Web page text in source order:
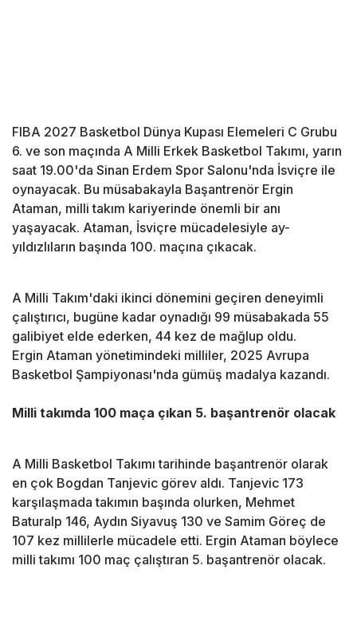
FIBA 2027 Basketbol Dünya Kupası Elemeleri C Grubu
6. ve son maçında A Milli Erkek Basketbol Takımı, yarın
saat 19.00'da Sinan Erdem Spor Salonu'nda İsviçre ile
oynayacak. Bu müsabakayla Başantrenör Ergin
Ataman, milli takım kariyerinde önemli bir anı
yaşayacak. Ataman, İsviçre mücadelesiyle ay-
yıldızlıların başında 100. maçına çıkacak.
A Milli Takım'daki ikinci dönemini geçiren deneyimli
çalıştırıcı, bugüne kadar oynadığı 99 müsabakada 55
galibiyet elde ederken, 44 kez de mağlup oldu.
Ergin Ataman yönetimindeki milliler, 2025 Avrupa
Basketbol Şampiyonası'nda gümüş madalya kazandı.
Milli takımda 100 maça çıkan 5. başantrenör olacak
A Milli Basketbol Takımı tarihinde başantrenör olarak
en çok Bogdan Tanjevic görev aldı. Tanjevic 173
karşılaşmada takımın başında olurken, Mehmet
Baturalp 146, Aydın Siyavuş 130 ve Samim Göreç de
107 kez millilerle mücadele etti. Ergin Ataman böylece
milli takımı 100 maç çalıştıran 5. başantrenör olacak.